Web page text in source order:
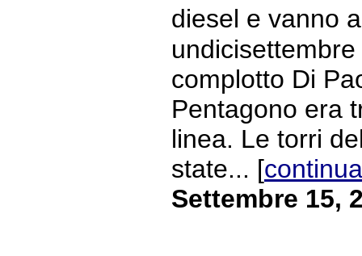
diesel e vanno
complotto Di
Pentagono era
linea. Le torri
state... [
Settembre 15,